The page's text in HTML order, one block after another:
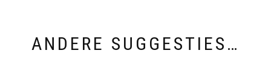
ANDERE SUGGESTIES…